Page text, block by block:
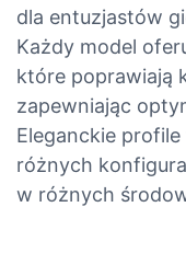
dla entuzjastów
Każdy model
które poprawiają
zapewniając
Eleganckie
różnych
w różnych